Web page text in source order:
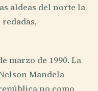
aldeas del norte la
marzo de 1990. La
Mandela
no como